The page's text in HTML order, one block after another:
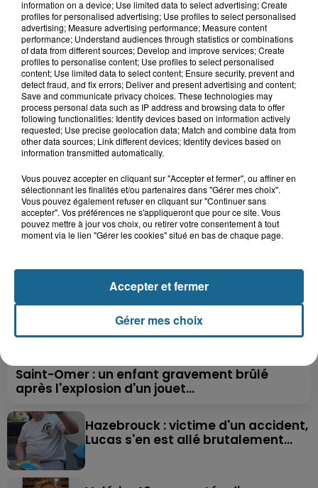
LE TOP DE L'ACTU
Saint-Omer : un enfant gravement brûlé
après l'explosion d'un jouet...
Hazebrouck : victime d'un accident,
Lucas s'en est allé brutalement...
information on a device; Use limited data to select advertising; Create
profiles for personalised advertising; Use profiles to select personalised
advertising; Measure advertising performance; Measure content
performance; Understand audiences through statistics or combinations
of data from different sources; Develop and improve services; Create
profiles to personalise content; Use profiles to select personalised
content; Use limited data to select content; Ensure security, prevent and
detect fraud, and fix errors; Deliver and present advertising and content;
Save and communicate privacy choices. These technologies may
process personal data such as IP address and browsing data to offer
following functionalities: Identify devices based on information actively
requested; Use precise geolocation data; Match and combine data from
other data sources; Link different devices; Identify devices based on
information transmitted automatically.
Vous pouvez accepter en cliquant sur "Accepter et fermer", ou affiner en
sélectionnant les finalités et/ou partenaires dans "Gérer mes choix".
Vous pouvez également refuser en cliquant sur "Continuer sans
accepter". Vos préférences ne s'appliqueront que pour ce site. Vous
pouvez mettre à jour vos choix, ou retirer votre consentement à tout
moment via le lien "Gérer les cookies" situé en bas de chaque page.
Gérer mes choix
Accepter et fermer